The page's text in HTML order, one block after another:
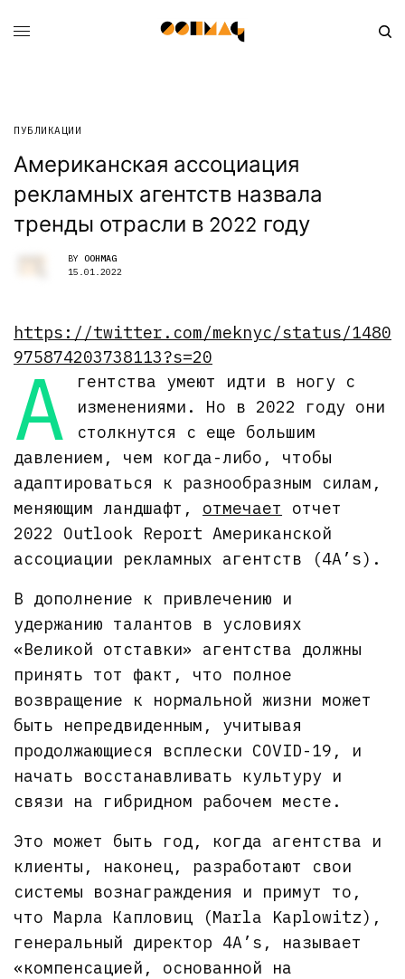
ПУБЛИКАЦИИ
Американская ассоциация
рекламных агентств назвала
тренды отрасли в 2022 году
BY OOHMAG
15.01.2022
https://twitter.com/meknyc/status/1480
975874203738113?s=20
А
гентства умеют идти в ногу с
изменениями. Но в 2022 году они
столкнутся с еще большим
давлением, чем когда-либо, чтобы
адаптироваться к разнообразным силам,
меняющим ландшафт, отмечает отчет
2022 Outlook Report Американской
ассоциации рекламных агентств (4A’s).
В дополнение к привлечению и
удержанию талантов в условиях
«Великой отставки» агентства должны
принять тот факт, что полное
возвращение к нормальной жизни может
быть непредвиденным, учитывая
продолжающиеся всплески COVID-19, и
начать восстанавливать культуру и
связи на гибридном рабочем месте.
Это может быть год, когда агентства и
клиенты, наконец, разработают свои
системы вознаграждения и примут то,
что Марла Капловиц (Marla Kaplowitz),
генеральный директор 4A’s, называет
«компенсацией, основанной на